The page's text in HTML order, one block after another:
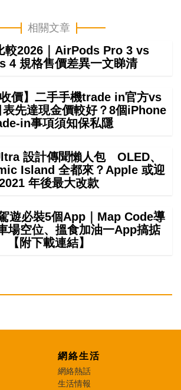
相關文章
較2026｜AirPods Pro 3 vs
4 規格售價差異一文睇清
收價】二手手機trade in官方vs
先達現金價較好？8個iPhone
in事項須知保私隱
設計傳聞懶人包 OLED、
Island 全都來？Apple 或迎
年後最大改款
遊必裝5個App｜Map Code導
場空位、搵食加油一App搞掂
【附下載連結】
網絡生活
網絡熱話
生活情報